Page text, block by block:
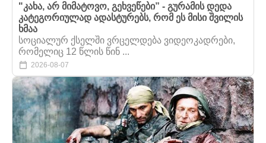
"კახა, არ მიმატოვო, გეხვეწები” - გურამის დედა
კატეგორიულად ადასტურებს, რომ ეს მისი შვილის
ხმაა
სოციალურ ქსელში ვრცელდება ვიდეოკადრები,
რომელიც 12 წლის წინ ...
2026-08-07